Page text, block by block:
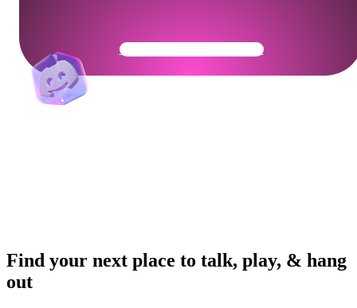
Get Your Community Ready
Find your next place to talk, play, & hang
out